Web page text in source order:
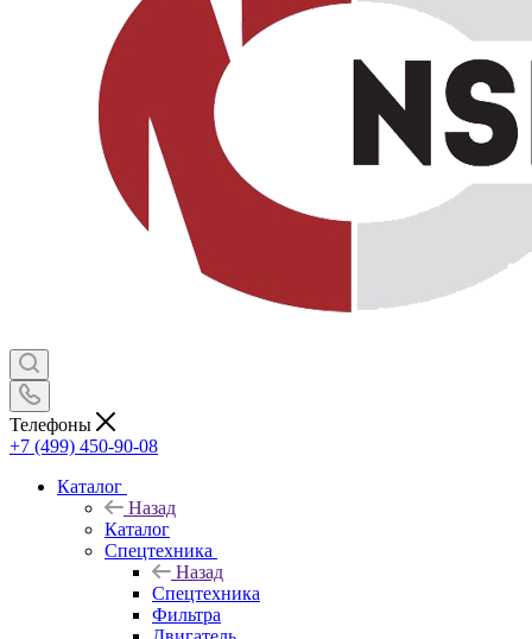
Телефоны
+7 (499) 450-90-08
Каталог
Назад
Каталог
Спецтехника
Назад
Спецтехника
Фильтра